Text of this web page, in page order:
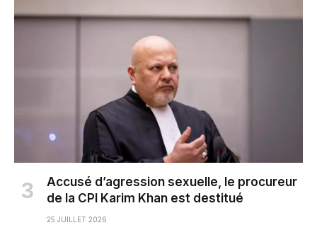
Accusé d’agression sexuelle, le procureur
de la CPI Karim Khan est destitué
25 JUILLET 2026